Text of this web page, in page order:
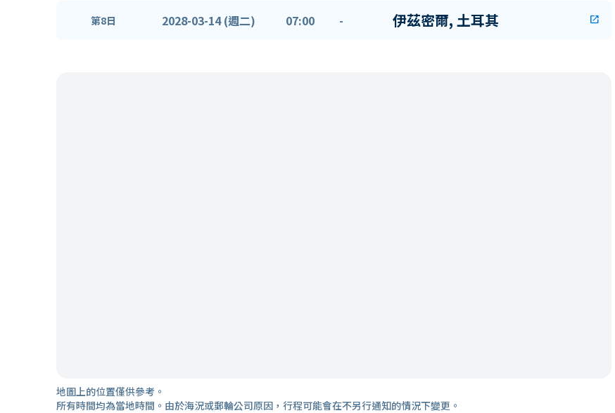
第8日 2028-03-14 (週二) 07:00 - 伊茲密爾, 土耳其 open_in_new
地圖上的位置僅供參考。
所有時間均為當地時間。由於海況或郵輪公司原因，行程可能會在不另行通知的情況下變更。